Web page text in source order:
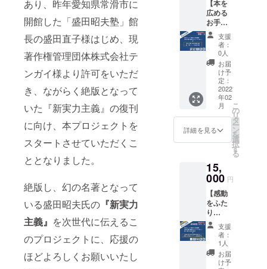
あり、昨年愛知県常滑市に
開館した「盛田昭夫塾」館
長の盛田直子様はじめ、現
著作権管理団体株式会社テ
ンガイ様より許可をいただ
き、ながらく絶版となって
いた『新実力主義』の復刊
に向け、本プロジェクトを
スタートさせていただくこ
ととなりました。
絶版し、幻の名著となって
いる盛田昭夫氏の 『新実力
主義』 を次世代に伝えるこ
のプロジェクトに、応援の
ほどよろしくお願いいたし
ター ]
芦刈将
／イワ
タニユ
ウスケ
／さか
がわ成
美／榊
原ます
み／鴻
奈緒
敬称略
意事
項】 ・
には復
刊本が
含まれ
ませ
ん。
クリエ
イター
さんか
らご提
供いた
だいた
図案を
あわせ
たポス
トカー
ドをラ
ンダム
で1枚
と、盛
計2枚を
お届け
しま
す。 通
常のポ
スト
カード
（100×
148mm
）より
大きめ
届
け！】
『新実
力主
義』復
刊初版
本（1
冊） ★
『新実
力主
義』復
刊初版
本にお
名前掲
■『新実
義』の
中に書
かれた
印象的
な文章
をピッ
クアッ
プし、
【本を
広める
お手伝
い！】
寄贈
コース
★ お礼
のメー
ル（1
通） ★
「新実
力主
義」語
録ポス
トカー
ド（6枚
ト） ★
『新実
力主
義』復
刊初版
本（1
冊）を
希望の
場所に
寄贈 ★
『新実
支援
者：
0人
お届
け予
定：
2022
年02
月
詳細を見る
こ
の
リ
タ
ー
ン
を
選
択
す
る
15,
000 円
【感動
をふた
り
で！】
盛田昭
夫塾ペ
アコー
ス ★お
支援
者：
1人
お届
け予